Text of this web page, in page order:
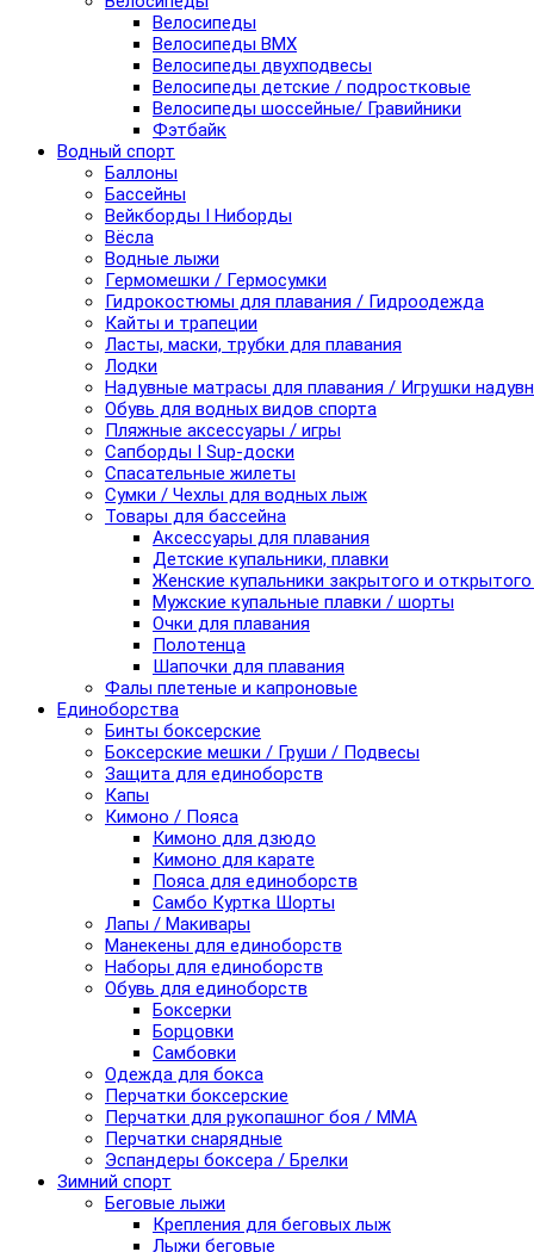
Велосипеды
Велосипеды BMX
Велосипеды двухподвесы
Велосипеды детские / подростковые
Велосипеды шоссейные/ Гравийники
Фэтбайк
Водный спорт
Баллоны
Бассейны
Вейкборды I Ниборды
Вёсла
Водные лыжи
Гермомешки / Гермосумки
Гидрокостюмы для плавания / Гидроодежда
Кайты и трапеции
Ласты, маски, трубки для плавания
Лодки
Надувные матрасы для плавания / Игрушки
Обувь для водных видов спорта
Пляжные аксессуары / игры
Сапборды I Sup-доски
Спасательные жилеты
Сумки / Чехлы для водных лыж
Товары для бассейна
Аксессуары для плавания
Детские купальники, плавки
Женские купальники закрытого и
Мужские купальные плавки / шорты
Очки для плавания
Полотенца
Шапочки для плавания
Фалы плетеные и капроновые
Единоборства
Бинты боксерские
Боксерские мешки / Груши / Подвесы
Защита для единоборств
Капы
Кимоно / Пояса
Кимоно для дзюдо
Кимоно для карате
Пояса для единоборств
Самбо Куртка Шорты
Лапы / Макивары
Манекены для единоборств
Наборы для единоборств
Обувь для единоборств
Боксерки
Борцовки
Самбовки
Одежда для бокса
Перчатки боксерские
Перчатки для рукопашног боя / ММА
Перчатки снарядные
Эспандеры боксера / Брелки
Зимний спорт
Беговые лыжи
Крепления для беговых лыж
Лыжи беговые